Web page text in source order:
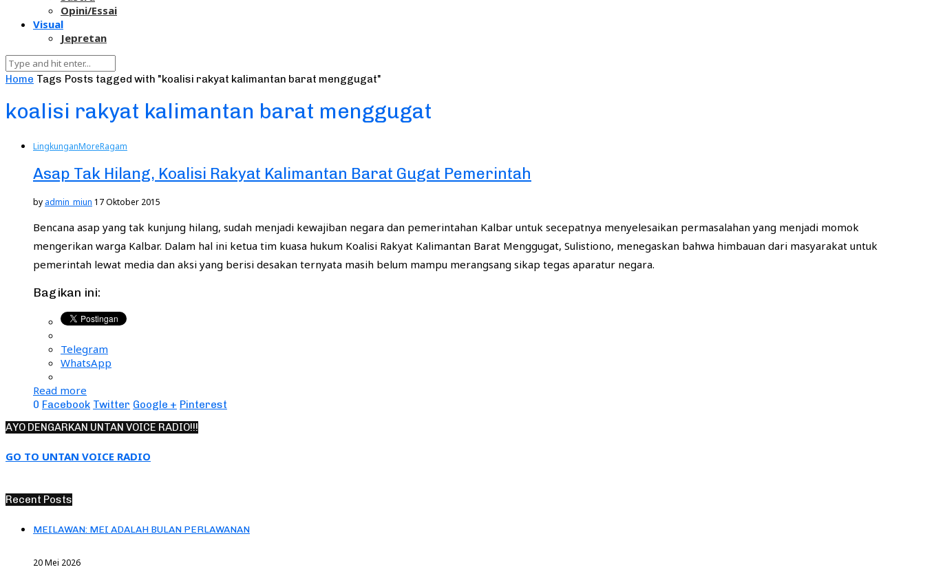
Opini/Essai
Visual
Jepretan
Home Tags Posts tagged with "koalisi rakyat kalimantan barat menggugat"
koalisi rakyat kalimantan barat menggugat
LingkunganMoreRagam
Asap Tak Hilang, Koalisi Rakyat Kalimantan Barat Gugat Pemerintah
by admin_miun 17 Oktober 2015
Bencana asap yang tak kunjung hilang, sudah menjadi kewajiban negara dan pemerintahan Kalbar untuk secepatnya menyelesaikan permasalahan yang menjadi momok
mengerikan warga Kalbar. Dalam hal ini ketua tim kuasa hukum Koalisi Rakyat Kalimantan Barat Menggugat, Sulistiono, menegaskan bahwa himbauan dari masyarakat untuk
pemerintah lewat media dan aksi yang berisi desakan ternyata masih belum mampu merangsang sikap tegas aparatur negara.
Bagikan ini:
Telegram
WhatsApp
Read more
0 Facebook Twitter Google + Pinterest
AYO DENGARKAN UNTAN VOICE RADIO!!!
GO TO UNTAN VOICE RADIO
Recent Posts
MEILAWAN: MEI ADALAH BULAN PERLAWANAN
20 Mei 2026